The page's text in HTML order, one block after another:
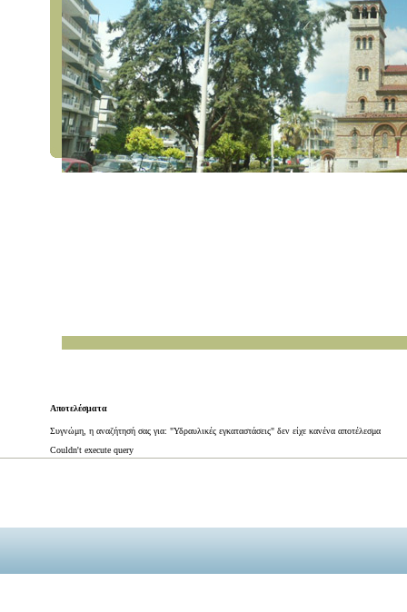
Αποτελέσματα
Συγνώμη, η αναζήτησή σας για: "Υδραυλικές εγκαταστάσεις" δεν είχε κανένα αποτέλεσμα
Couldn't execute query